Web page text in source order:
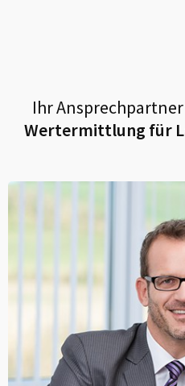
Ihr
Wertermittlung für